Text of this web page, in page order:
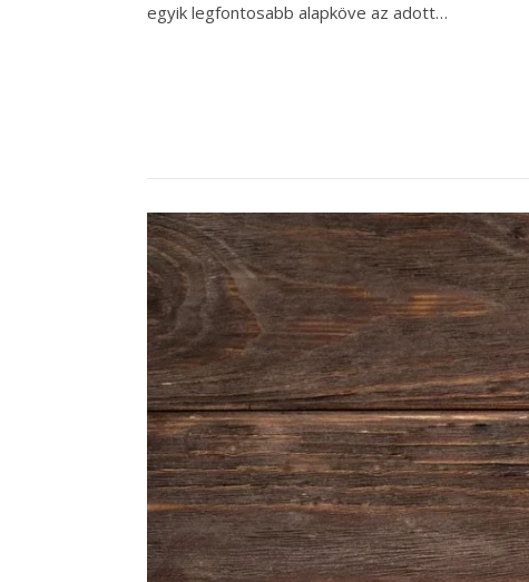
egyik legfontosabb alapköve az adott…